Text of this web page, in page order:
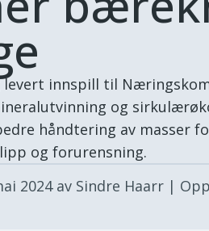
levert innspill til
og
håndtering av masser
og forurensning.
2024av Sindre Haarr |